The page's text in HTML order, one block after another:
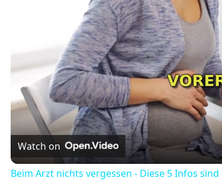
Watch on
Beim Arzt nichts vergessen - Diese 5 Infos